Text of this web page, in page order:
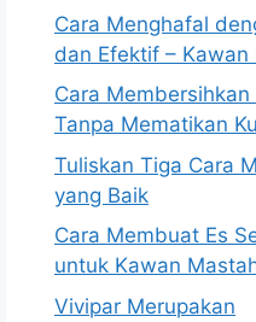
Cara Menghafal
dan Efektif – Kawan
Cara Membersihkan
Tanpa Mematikan
Tuliskan Tiga Cara
yang Baik
Cara Membuat Es
untuk Kawan
Vivipar Merupakan